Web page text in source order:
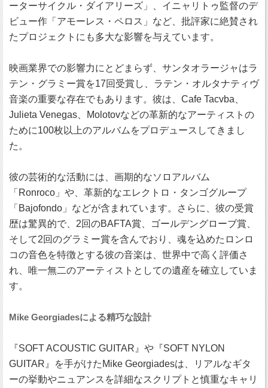
ーターサイクル・ダイアリーズ」、イニャリトゥ監督のデ
ビュー作「アモーレス・ペロス」など、批評家に絶賛され
たプロジェクトにも多大な影響を与えています。
映画業界での影響力にとどまらず、サンタオラージャはラ
テン・グラミー賞を17回受賞し、ラテン・オルタナティヴ
音楽の重要な存在でもあります。彼は、Cafe Tacvba、
Julieta Venegas、Molotovなどの革新的なアーティストの
ために100枚以上のアルバムをプロデュースしてきまし
た。
彼の芸術的な活動には、画期的なソロアルバム
「Ronroco」や、革新的なエレクトロ・タンゴグループ
「Bajofondo」などが含まれています。さらに、彼の受賞
歴は驚異的で、2回のBAFTA賞、ゴールデングローブ賞、
そして2回のグラミー賞を含んでおり、魂を込めたロンロ
コの音色を特徴とする彼の音楽は、世界中で高く評価さ
れ、唯一無二のアーティストとしての遺産を確立していま
す。
Mike Georgiadesによる精巧な設計
『SOFT ACOUSTIC GUITAR』や『SOFT NYLON
GUITAR』を手がけたMike Georgiadesは、リアルなギタ
ーの挙動やニュアンスを詳細なスクリプトと慎重なキャリ